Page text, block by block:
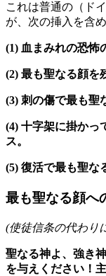
これは普通の（ド
が、次の挿入を含
(1) 血まみれの恐怖
(2) 最も聖なる顔を
(3) 刺の傷で最も聖
(4) 十字架に掛かっ
ス。
(5) 復活で最も聖な
最も聖なる顔へ
(使徒信条の代わり
聖なる神よ、強き
を与えください！